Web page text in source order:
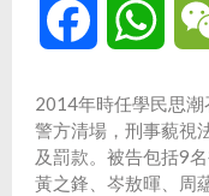
Facebook
2014年時任學民思
警方清場，刑事藐視
及罰款。被告包括9
黃之鋒、岑敖暉、周